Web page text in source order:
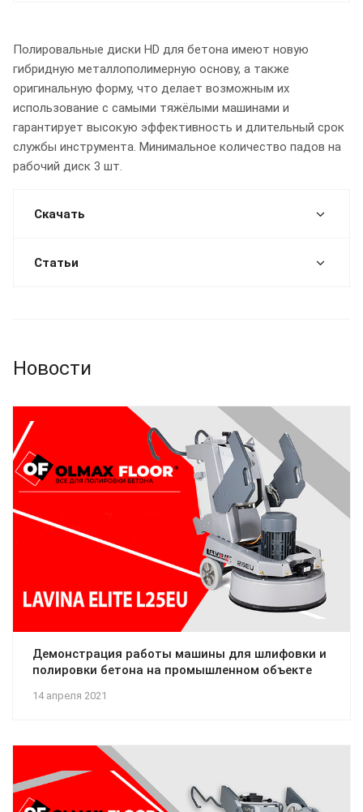
Полировальные диски HD для бетона имеют новую
гибридную металлополимерную основу, а также
оригинальную форму, что делает возможным их
использование с самыми тяжёлыми машинами и
гарантирует высокую эффективность и длительный срок
службы инструмента. Минимальное количество падов на
рабочий диск 3 шт.
Скачать
Статьи
Новости
14 апреля 2021
Демонстрация работы машины для шлифовки и
полировки бетона на промышленном объекте